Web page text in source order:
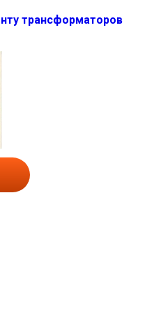
трансформаторов